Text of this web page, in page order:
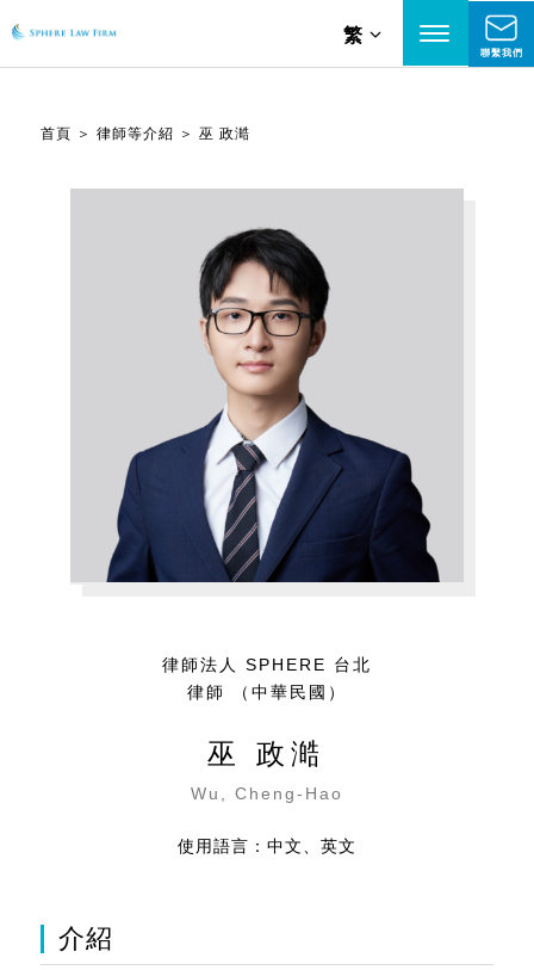
繁
聯繫我們
首頁 ＞ 律師等介紹 ＞ 巫 政澔
律師法人 SPHERE 台北
律師 （中華民國）
巫 政澔
Wu, Cheng-Hao
使用語言：中文、英文
介紹